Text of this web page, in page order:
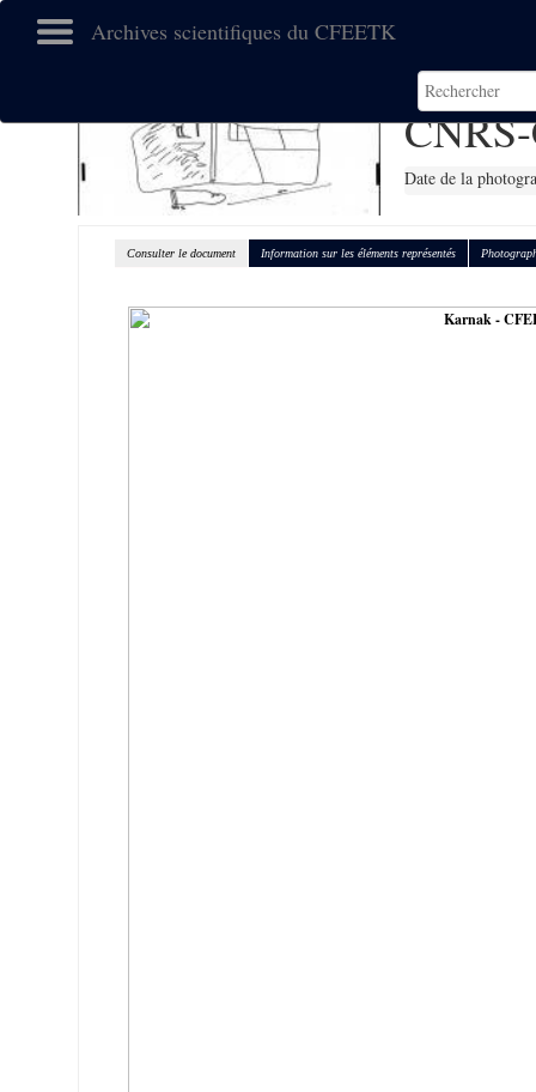
Archives scientifiques du CFEETK
Date de la
Consulter le document Information sur les éléments représentés